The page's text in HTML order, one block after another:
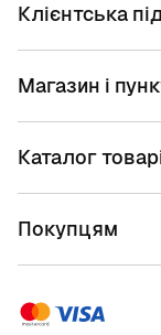
Клієнтська
Магазин і
Каталог
Покупцям